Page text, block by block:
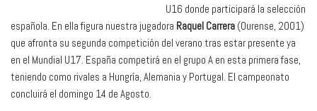
U16 donde participará la selección
española. En ella figura nuestra jugadora Raquel Carrera (Ourense, 2001)
que afronta su segunda competición del verano tras estar presente ya
en el Mundial U17. España competirá en el grupo A en esta primera fase,
teniendo como rivales a Hungría, Alemania y Portugal. El campeonato
concluirá el domingo 14 de Agosto.